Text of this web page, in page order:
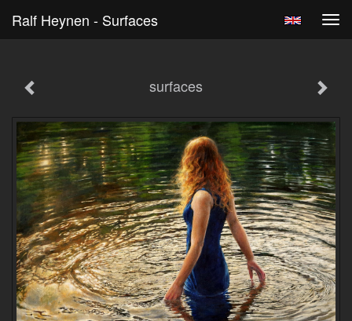
Ralf Heynen - Surfaces
surfaces